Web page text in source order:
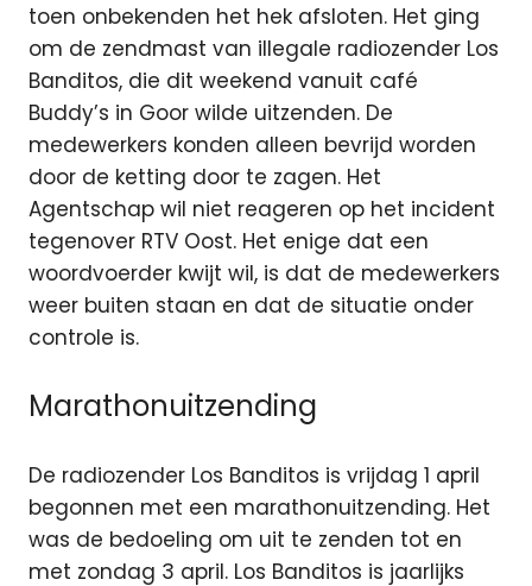
toen onbekenden het hek afsloten. Het ging
om de zendmast van illegale radiozender Los
Banditos, die dit weekend vanuit café
Buddy’s in Goor wilde uitzenden. De
medewerkers konden alleen bevrijd worden
door de ketting door te zagen. Het
Agentschap wil niet reageren op het incident
tegenover RTV Oost. Het enige dat een
woordvoerder kwijt wil, is dat de medewerkers
weer buiten staan en dat de situatie onder
controle is.
Marathonuitzending
De radiozender Los Banditos is vrijdag 1 april
begonnen met een marathonuitzending. Het
was de bedoeling om uit te zenden tot en
met zondag 3 april. Los Banditos is jaarlijks